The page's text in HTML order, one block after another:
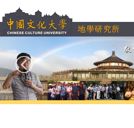
到
主
內
區
地學研究所